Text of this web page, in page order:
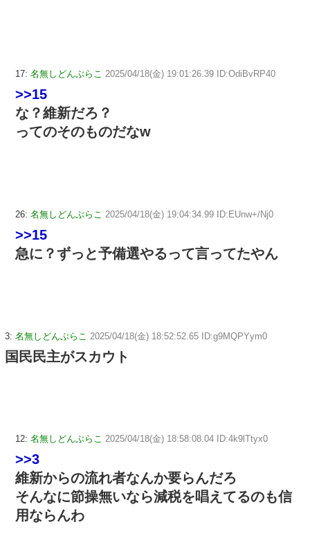
17: 名無しどんぶらこ 2025/04/18(金) 19:01:26.39 ID:OdiBvRP40
>>15
な？維新だろ？
ってのそのものだなw
26: 名無しどんぶらこ 2025/04/18(金) 19:04:34.99 ID:EUnw+/Nj0
>>15
急に？ずっと予備選やるって言ってたやん
3: 名無しどんぶらこ 2025/04/18(金) 18:52:52.65 ID:g9MQPYym0
国民民主がスカウト
12: 名無しどんぶらこ 2025/04/18(金) 18:58:08.04 ID:4k9lTtyx0
>>3
維新からの流れ者なんか要らんだろ
そんなに節操無いなら減税を唱えてるのも信
用ならんわ